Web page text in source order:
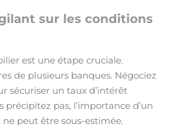
sur les conditions
est une étape cruciale.
de plusieurs banques. Négociez
sécuriser un taux d’intérêt
précipitez pas, l’importance d’un
peut être sous-estimée.